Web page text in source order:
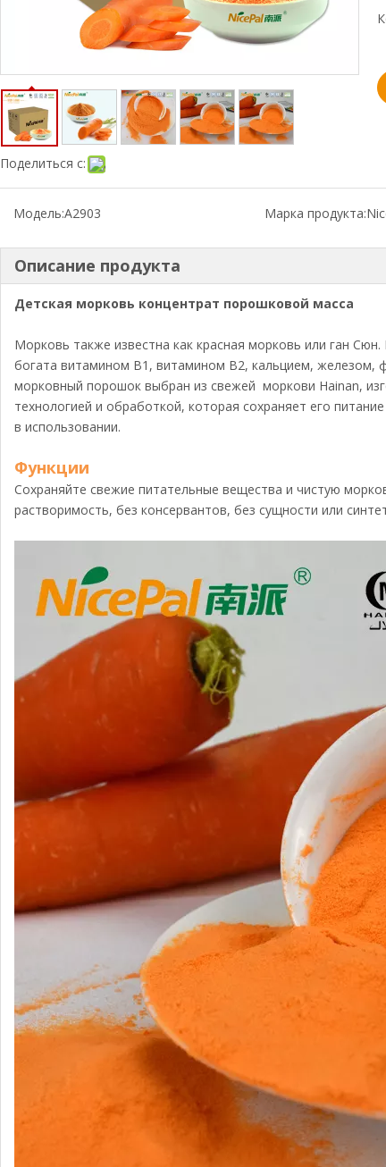
Поделиться с:
Модель:A2903 Марка продукта:
Описание продукта
Детская морковь концентрат порошковой масса
Морковь также известна как красная морковь или ган
богата витамином В1, витамином В2, кальцием,
морковный порошок выбран из свежей моркови Hainan,
технологией и обработкой, которая сохраняет его
в использовании.
Функции
Сохраняйте свежие питательные вещества и чистую
растворимость, без консервантов, без сущности или